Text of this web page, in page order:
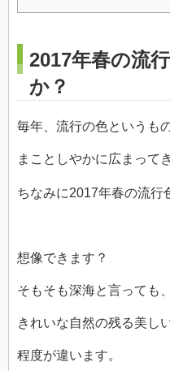
2017年春の流
か？
毎年、流行の色というも
まことしやかに広まって
ちなみに2017年春の流行
想像できます？
そもそも深海と言っても
きれいな自然の残る美し
程度が違います。